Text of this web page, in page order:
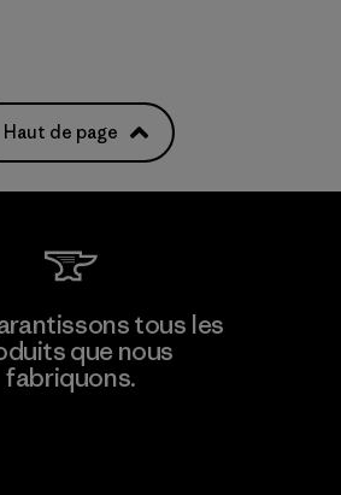
Haut de page
tous les
que nous
fabriquons.